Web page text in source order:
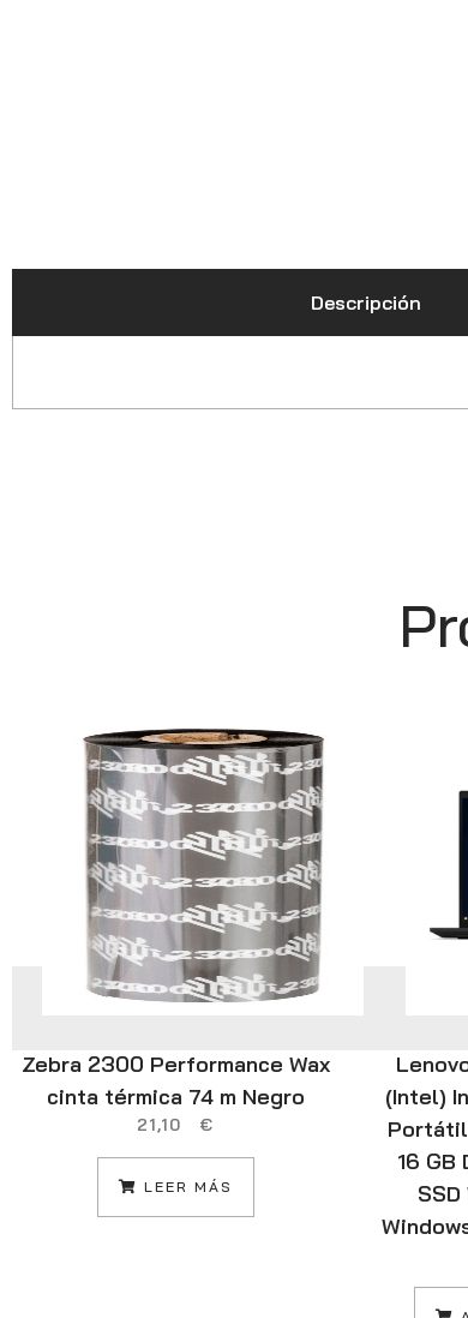
Descripción
Zebra 2300 Performance Wax
cinta térmica 74 m Negro
21,10 €
LEER MÁS
(Intel)
Portátil
16 GB